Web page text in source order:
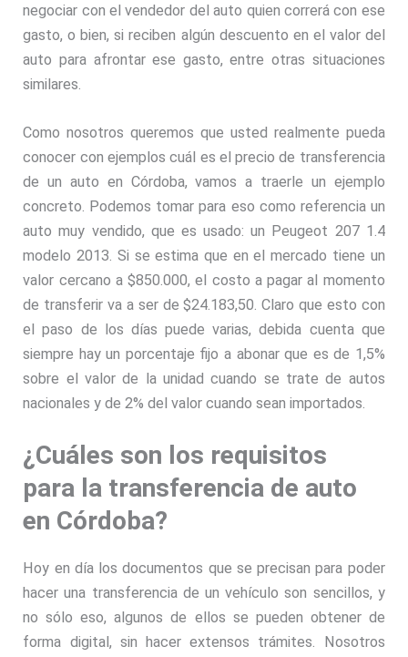
negociar con el vendedor del auto quien correrá con ese
gasto, o bien, si reciben algún descuento en el valor del
auto para afrontar ese gasto, entre otras situaciones
similares.
Como nosotros queremos que usted realmente pueda
conocer con ejemplos cuál es el precio de transferencia
de un auto en Córdoba, vamos a traerle un ejemplo
concreto. Podemos tomar para eso como referencia un
auto muy vendido, que es usado: un Peugeot 207 1.4
modelo 2013. Si se estima que en el mercado tiene un
valor cercano a $850.000, el costo a pagar al momento
de transferir va a ser de $24.183,50. Claro que esto con
el paso de los días puede varias, debida cuenta que
siempre hay un porcentaje fijo a abonar que es de 1,5%
sobre el valor de la unidad cuando se trate de autos
nacionales y de 2% del valor cuando sean importados.
¿Cuáles son los requisitos
para la transferencia de auto
en Córdoba?
Hoy en día los documentos que se precisan para poder
hacer una transferencia de un vehículo son sencillos, y
no sólo eso, algunos de ellos se pueden obtener de
forma digital, sin hacer extensos trámites. Nosotros